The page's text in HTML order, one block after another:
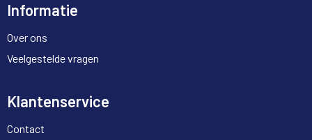
Informatie
Over ons
Veelgestelde vragen
Klantenservice
Contact